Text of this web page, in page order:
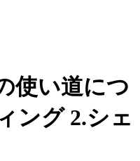
使い道につ
ング 2.シェ